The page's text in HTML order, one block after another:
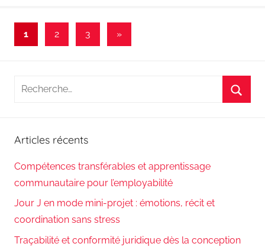
Pagination
1 2 3
Articles
suivants
»
Recherche
Articles récents
Compétences transférables et apprentissage
communautaire pour l’employabilité
Jour J en mode mini-projet : émotions, récit et
coordination sans stress
Traçabilité et conformité juridique dès la conception